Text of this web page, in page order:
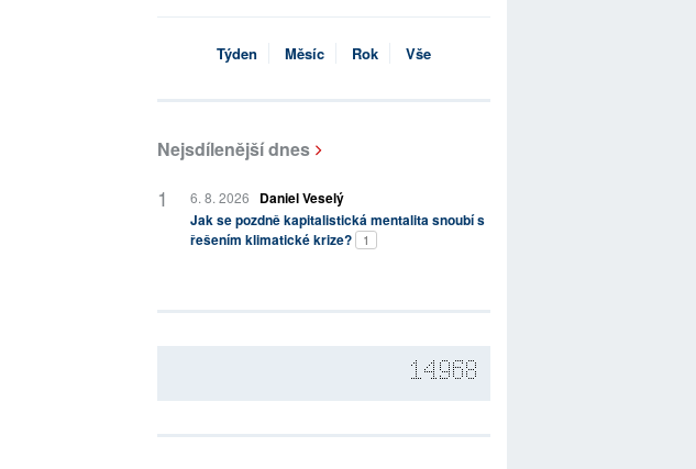
Týden Měsíc Rok Vše
Nejsdílenější dnes
6. 8. 2026
Daniel Veselý
Jak se pozdně kapitalistická mentalita snoubí s
řešením klimatické krize?
1
14968